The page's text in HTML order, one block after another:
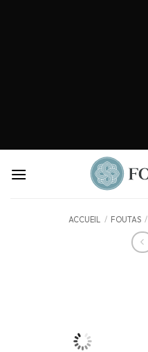
ACCUEIL / FOUTAS /